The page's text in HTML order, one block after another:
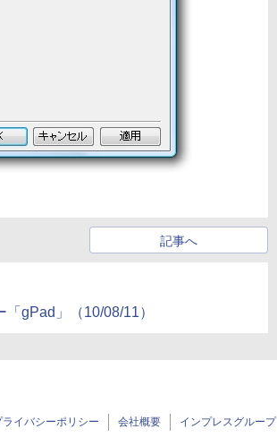
記事へ
gPad」（10/08/11）
ライバシーポリシー 会社概要 インプレスグループ